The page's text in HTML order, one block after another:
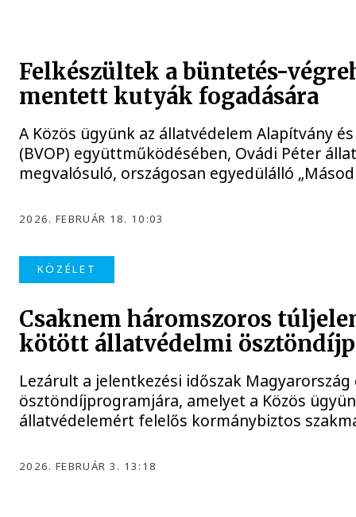
Felkészültek a büntetés-
mentett kutyák fogadására
A Közös ügyünk az állatvédelem Alapítvány
(BVOP) együttműködésében, Ovádi Péter
megvalósuló, országosan egyedülálló
2026. FEBRUÁR 18. 10:03
KÖZÉLET
Csaknem háromszoros
kötött állatvédelmi
Lezárult a jelentkezési időszak
ösztöndíjprogramjára, amelyet a Közös
állatvédelemért felelős kormánybiztos
2026. FEBRUÁR 3. 13:18